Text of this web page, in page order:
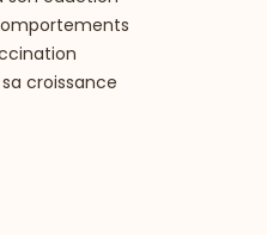
croissance